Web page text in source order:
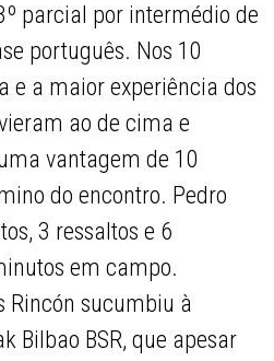
parcial por intermédio de
português. Nos 10
e a maior experiência dos
ao de cima e
vantagem de 10
do encontro. Pedro
3 ressaltos e 6
em campo.
Rincón sucumbiu à
Bilbao BSR, que apesar